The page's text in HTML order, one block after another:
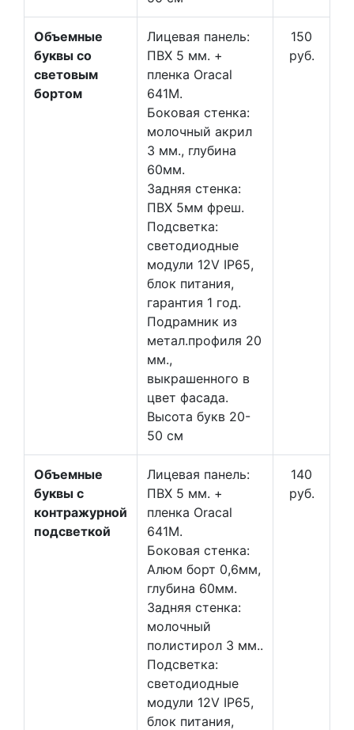
Объемные
буквы со
световым
бортом
Лицевая панель:
ПВХ 5 мм. +
пленка Oracal
641М.
Боковая стенка:
молочный акрил
3 мм., глубина
60мм.
Задняя стенка:
ПВХ 5мм фреш.
Подсветка:
светодиодные
модули 12V IP65,
блок питания,
гарантия 1 год.
Подрамник из
метал.профиля 20
мм.,
выкрашенного в
цвет фасада.
Высота букв 20-
50 см
150
руб.
Объемные
буквы с
контражурной
подсветкой
Лицевая панель:
ПВХ 5 мм. +
пленка Oracal
641М.
Боковая стенка:
Алюм борт 0,6мм,
глубина 60мм.
Задняя стенка:
молочный
полистирол 3 мм..
Подсветка:
светодиодные
модули 12V IP65,
блок питания,
140
руб.